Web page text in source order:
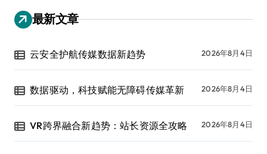
最新文章
云安全护航传媒数据新趋势 2026年8月4日
数据驱动，科技赋能无障碍传媒革新 2026年8月4日
VR跨界融合新趋势：站长资源全攻略 2026年8月4日